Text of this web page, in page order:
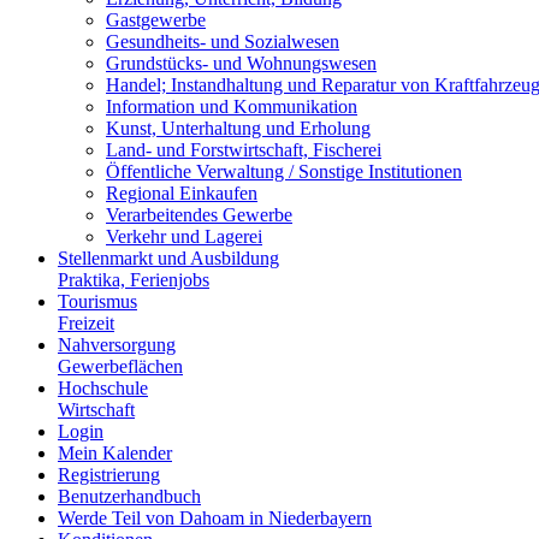
Gastgewerbe
Gesundheits- und Sozialwesen
Grundstücks- und Wohnungswesen
Handel; Instandhaltung und Reparatur von
Information und Kommunikation
Kunst, Unterhaltung und Erholung
Land- und Forstwirtschaft, Fischerei
Öffentliche Verwaltung / Sonstige Institutionen
Regional Einkaufen
Verarbeitendes Gewerbe
Verkehr und Lagerei
Stellenmarkt und Ausbildung
Praktika, Ferienjobs
Tourismus
Freizeit
Nahversorgung
Gewerbeflächen
Hochschule
Wirtschaft
Login
Mein Kalender
Registrierung
Benutzerhandbuch
Werde Teil von Dahoam in Niederbayern